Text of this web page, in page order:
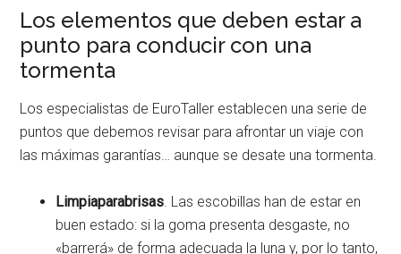
Los elementos que deben estar a
punto para conducir con una
tormenta
Los especialistas de EuroTaller establecen una serie de
puntos que debemos revisar para afrontar un viaje con
las máximas garantías… aunque se desate una tormenta.
Limpiaparabrisas. Las escobillas han de estar en
buen estado: si la goma presenta desgaste, no
«barrerá» de forma adecuada la luna y, por lo tanto,